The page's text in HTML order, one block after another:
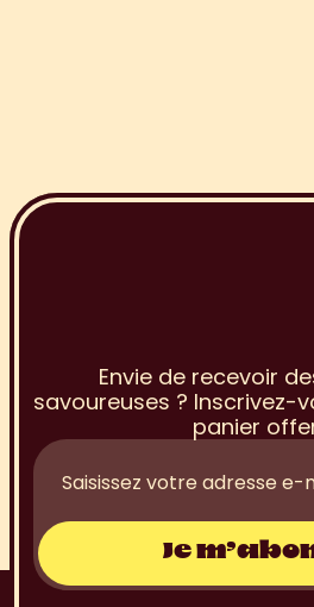
la New
Envie de recevoir
savoureuses ? Inscrivez-
panier